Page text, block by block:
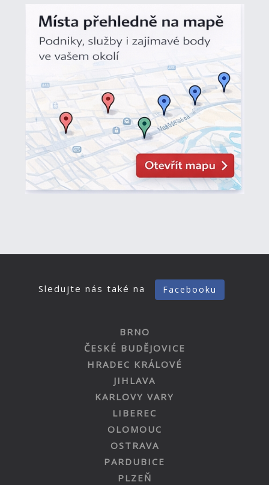
Sledujte nás také na Facebooku
BRNO
ČESKÉ BUDĚJOVICE
HRADEC KRÁLOVÉ
JIHLAVA
KARLOVY VARY
LIBEREC
OLOMOUC
OSTRAVA
PARDUBICE
PLZEŇ